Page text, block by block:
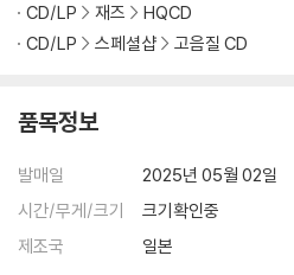
CD/LP
재즈
HQCD
CD/LP
스페셜샵 고음질 CD
품목정보
발매일
2025년 05월 02일
시간/무게/크기
크기확인중
제조국
일본